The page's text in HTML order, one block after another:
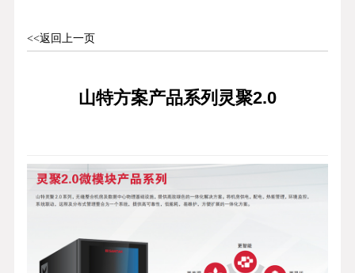
<<返回上一页
山特方案产品系列灵聚2.0